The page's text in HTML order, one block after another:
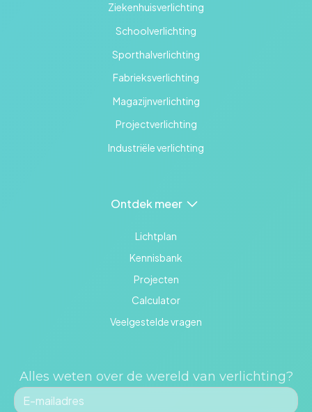
Ziekenhuisverlichting
Schoolverlichting
Sporthalverlichting
Fabrieksverlichting
Magazijnverlichting
Projectverlichting
Industriële verlichting
Ontdek meer
Lichtplan
Kennisbank
Projecten
Calculator
Veelgestelde vragen
Alles weten over de wereld van verlichting?